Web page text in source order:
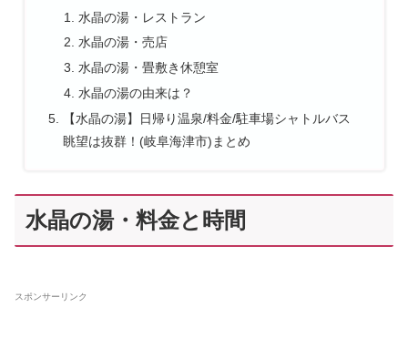
水晶の湯・レストラン
水晶の湯・売店
水晶の湯・畳敷き休憩室
水晶の湯の由来は？
【水晶の湯】日帰り温泉/料金/駐車場シャトルバス
眺望は抜群！(岐阜海津市)まとめ
水晶の湯・料金と時間
スポンサーリンク